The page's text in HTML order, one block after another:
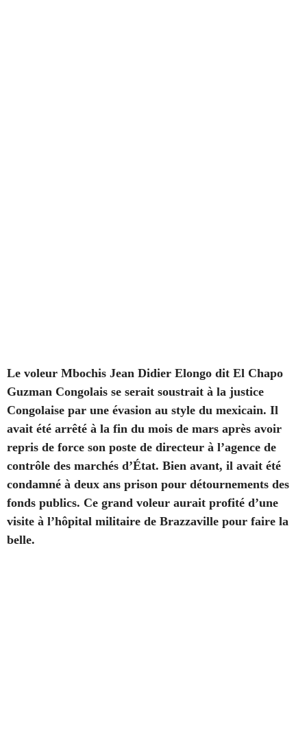
Le voleur Mbochis Jean Didier Elongo dit El Chapo
Guzman Congolais se serait soustrait à la justice
Congolaise par une évasion au style du mexicain. Il
avait été arrêté à la fin du mois de mars après avoir
repris de force son poste de directeur à l’agence de
contrôle des marchés d’État. Bien avant, il avait été
condamné à deux ans prison pour détournements des
fonds publics. Ce grand voleur aurait profité d’une
visite à l’hôpital militaire de Brazzaville pour faire la
belle.